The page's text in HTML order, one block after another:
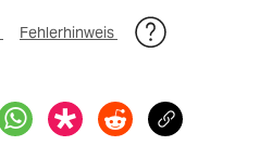
Fehlerhinweis